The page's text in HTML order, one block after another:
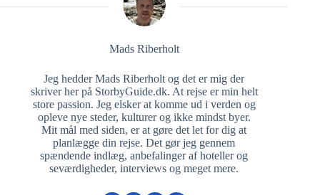
Mads Riberholt
Jeg hedder Mads Riberholt og det er mig der
skriver her på StorbyGuide.dk. At rejse er min helt
store passion. Jeg elsker at komme ud i verden og
opleve nye steder, kulturer og ikke mindst byer.
Mit mål med siden, er at gøre det let for dig at
planlægge din rejse. Det gør jeg gennem
spændende indlæg, anbefalinger af hoteller og
seværdigheder, interviews og meget mere.